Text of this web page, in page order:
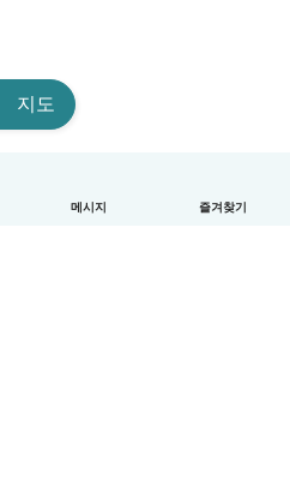
메시지 즐겨찾기
지도